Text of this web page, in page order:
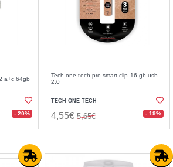
a+c 64gb
- 20%
Tech one tech pro smart clip 16 gb usb
2.0
TECH ONE TECH
4,55€ 5,65€ - 19%